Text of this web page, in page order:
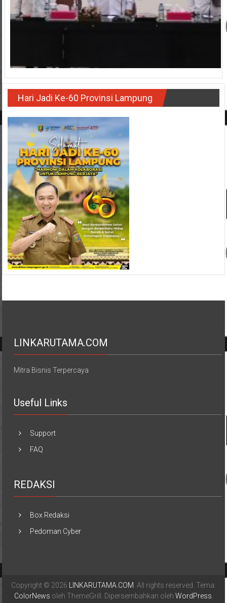
Hari Jadi Ke-60 Provinsi Lampung
LINKARUTAMA.COM
Mitra Bisnis Terpercaya
Useful Links
Support
FAQ
REDAKSI
Box Redaksi
Pedoman Cyber
Copyright © 2026 LINKARUTAMA.COM . All rights reserved. Tema:
ColorNews oleh ThemeGrill. Dipersembahkan oleh WordPress